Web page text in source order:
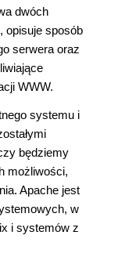
dwóch
opisuje sposób
serwera oraz
WWW.
systemu i
będziemy
możliwości,
Apache jest
w
i systemów z